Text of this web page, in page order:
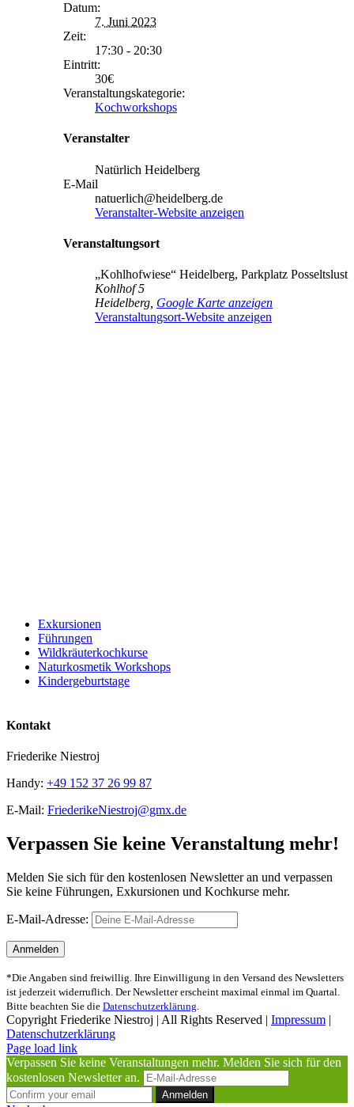
Datum:
7. Juni 2023
Zeit:
17:30 - 20:30
Eintritt:
30€
Veranstaltungskategorie:
Kochworkshops
Veranstalter
Natürlich Heidelberg
E-Mail
natuerlich@heidelberg.de
Veranstalter-Website anzeigen
Veranstaltungsort
„Kohlhofwiese“ Heidelberg, Parkplatz Posseltslust
Kohlhof 5
Heidelberg Google Karte anzeigen
Veranstaltungsort-Website anzeigen
Exkursionen
Führungen
Wildkräuterkochkurse
Naturkosmetik Workshops
Kindergeburtstage
Kontakt
Friederike Niestroj
Handy: +49 152 37 26 99 87
E-Mail: FriederikeNiestroj@gmx.de
Verpassen Sie keine Veranstaltung mehr!
Melden Sie sich für den kostenlosen Newsletter an und verpassen
Sie keine Führungen, Exkursionen und Kochkurse mehr.
E-Mail-Adresse:
*Die Angaben sind freiwillig. Ihre Einwilligung in den Versand des Newsletters
ist jederzeit widerruflich. Der Newsletter erscheint maximal einmal im Quartal.
Bitte beachten Sie die Datenschutzerklärung
Copyright Friederike Niestroj | All Rights Reserved | Impressum |
Datenschutzerklärung
Page load link
Verpassen Sie keine Veranstaltungen mehr. Melden Sie sich für den
kostenlosen Newsletter an.